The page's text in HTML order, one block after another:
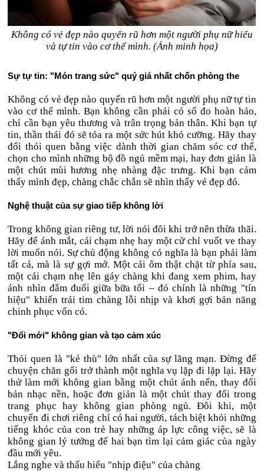
Không có vẻ đẹp nào quyến rũ hơn một người phụ nữ hiểu
và tự tin vào cơ thể mình. (Ảnh minh họa)
Sự tự tin: "Món trang sức" quý giá nhất chốn phòng the
Không có vẻ đẹp nào quyến rũ hơn một người phụ nữ tự tin
vào cơ thể mình. Bạn không cần phải có số đo hoàn hảo,
chỉ cần bạn yêu thương và trân trọng bản thân. Khi bạn tự
tin, thần thái đó sẽ tỏa ra một sức hút khó cưỡng. Hãy thay
đổi thói quen bằng việc dành thời gian chăm sóc cơ thể,
chọn cho mình những bộ đồ ngủ mềm mại, hay đơn giản là
một chút mùi hương nhẹ nhàng đặc trưng. Khi bạn cảm
thấy mình đẹp, chàng chắc chắn sẽ nhìn thấy vẻ đẹp đó.
Nghệ thuật của sự giao tiếp không lời
Trong không gian riêng tư, lời nói đôi khi trở nên thừa thãi.
Hãy để ánh mắt, cái chạm nhẹ hay một cử chỉ vuốt ve thay
lời muốn nói. Sự chủ động không có nghĩa là bạn phải làm
tất cả, mà là sự gợi mở. Một cái ôm thật chặt từ phía sau,
một cái chạm nhẹ lên gáy chàng khi đang xem phim, hay
ánh nhìn đắm đuối giữa bữa tối – đó chính là những "tín
hiệu" khiến trái tim chàng lỗi nhịp và khơi gợi bản năng
chinh phục vốn có.
"Đổi mới" không gian và tạo cảm xúc
Thói quen là "kẻ thù" lớn nhất của sự lãng mạn. Đừng để
chuyện chăn gối trở thành một nghĩa vụ lặp đi lặp lại. Hãy
thử làm mới không gian bằng một chút ánh nến, thay đổi
bản nhạc nền, hoặc đơn giản là một chút thay đổi trong
trang phục hay không gian phòng ngủ. Đôi khi, một
chuyến đi chơi riêng chỉ có hai người, tách biệt khỏi những
tiếng khóc của con trẻ hay những áp lực công việc, sẽ là
không gian lý tưởng để hai bạn tìm lại cảm giác của ngày
đầu mới yêu.
Lắng nghe và thấu hiểu "nhịp điệu" của chàng